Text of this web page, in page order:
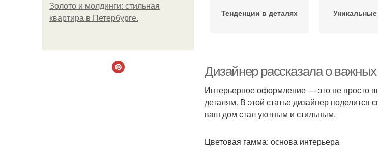
Золото и молдинги: стильная
квартира в Петербурге.
Тенденции в деталях
Дизайнер рассказала о
Интерьерное оформление — это не просто
деталям. В этой статье дизайнер поделится
ваш дом стал уютным и стильным.
Цветовая гамма: основа интерьера